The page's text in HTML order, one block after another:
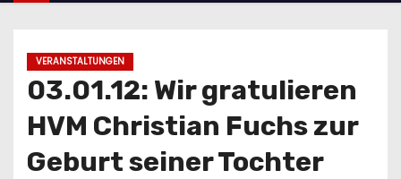
VERANSTALTUNGEN
03.01.12: Wir gratulieren
HVM Christian Fuchs zur
Geburt seiner Tochter